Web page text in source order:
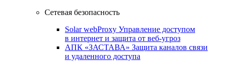
Сетевая безопасность
Solar webProxy Управление доступом
в интернет и защита от веб-угроз
АПК «ЗАСТАВА» Защита каналов связи
и удаленного доступа